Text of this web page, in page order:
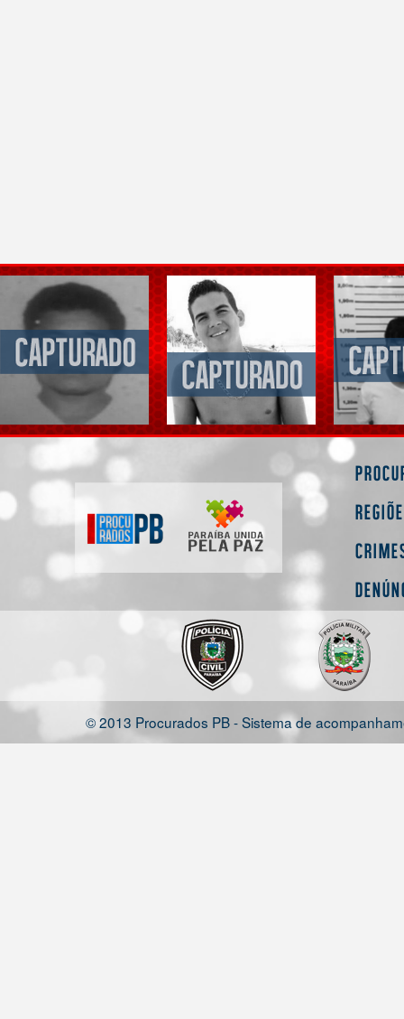
© 2013 Procurados PB - Sistema de